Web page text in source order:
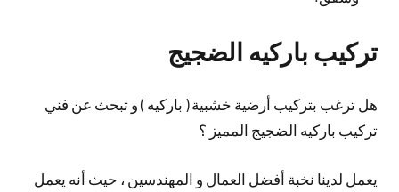
تركيب باركيه الضجيج
هل ترغب بتركيب أرضية خشبية ( باركيه ) و تبحث عن فني
تركيب باركيه الضجيج المميز ؟
يعمل لدينا نخبة أفضل العمال و المهندسين ، حيث أنه يعمل